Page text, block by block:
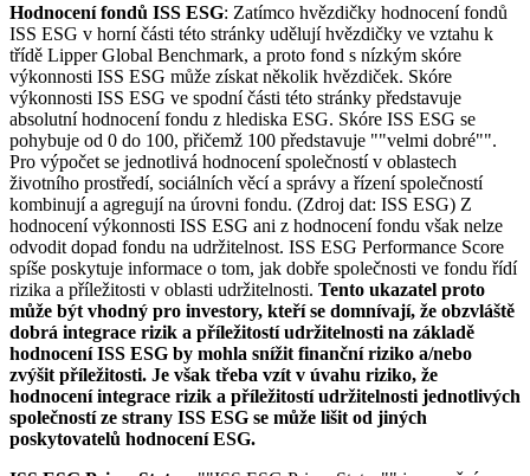
Hodnocení fondů ISS ESG: Zatímco hvězdičky hodnocení fondů
ISS ESG v horní části této stránky udělují hvězdičky ve vztahu k
třídě Lipper Global Benchmark, a proto fond s nízkým skóre
výkonnosti ISS ESG může získat několik hvězdiček. Skóre
výkonnosti ISS ESG ve spodní části této stránky představuje
absolutní hodnocení fondu z hlediska ESG. Skóre ISS ESG se
pohybuje od 0 do 100, přičemž 100 představuje ""velmi dobré"".
Pro výpočet se jednotlivá hodnocení společností v oblastech
životního prostředí, sociálních věcí a správy a řízení společností
kombinují a agregují na úrovni fondu. (Zdroj dat: ISS ESG) Z
hodnocení výkonnosti ISS ESG ani z hodnocení fondu však nelze
odvodit dopad fondu na udržitelnost. ISS ESG Performance Score
spíše poskytuje informace o tom, jak dobře společnosti ve fondu řídí
rizika a příležitosti v oblasti udržitelnosti. Tento ukazatel proto
může být vhodný pro investory, kteří se domnívají, že obzvláště
dobrá integrace rizik a příležitostí udržitelnosti na základě
hodnocení ISS ESG by mohla snížit finanční riziko a/nebo
zvýšit příležitosti. Je však třeba vzít v úvahu riziko, že
hodnocení integrace rizik a příležitostí udržitelnosti jednotlivých
společností ze strany ISS ESG se může lišit od jiných
poskytovatelů hodnocení ESG.